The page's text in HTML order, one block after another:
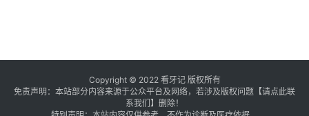
Copyright © 2022 看牙记 版权所有
免责声明：本站部分内容来源于公众平台及网络，若涉及版权问题【请点此联
系我们 】 删除！